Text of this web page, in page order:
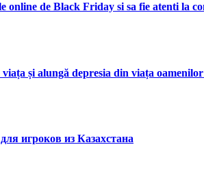
de Black Friday si sa fie atenti la
și alungă depresia din viața
игроков из Казахстана